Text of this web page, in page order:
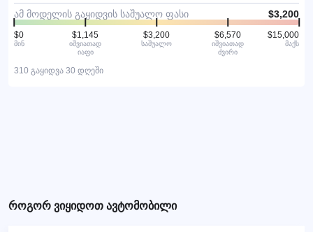
ამ მოდელის გაყიდვის საშუალო ფასი $3,200
$0
მინ
$1,145
იშვიათად
იაფი
$3,200
საშუალო
$6,570
იშვიათად
ძვირი
$15,000
მაქს
310 გაყიდვა 30 დღეში
როგორ ვიყიდოთ ავტომობილი